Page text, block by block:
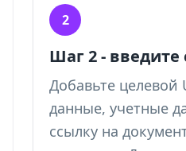
2
Шаг 2 -
Добавьте целевой
данные, учетные
ссылку на